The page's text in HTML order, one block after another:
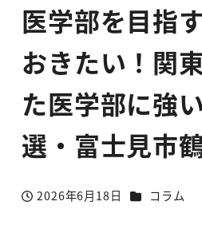
医学部を目指
おきたい！関
た医学部に強
選・富士見市
投稿日
2026年6月18日 カテゴリー
コラム